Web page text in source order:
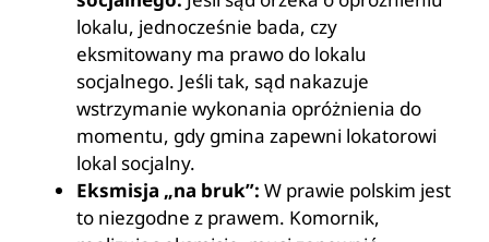
lokalu, jednocześnie bada, czy
eksmitowany ma prawo do lokalu
socjalnego. Jeśli tak, sąd nakazuje
wstrzymanie wykonania opróżnienia do
momentu, gdy gmina zapewni lokatorowi
lokal socjalny.
Eksmisja „na bruk”: W prawie polskim jest
to niezgodne z prawem. Komornik,